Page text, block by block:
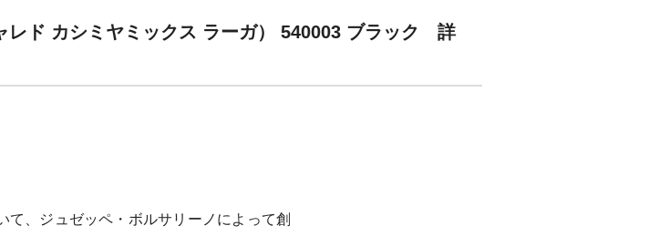
ド カシミヤミックス ラーガ） 540003 ブラック 詳
、ジュゼッペ・ボルサリーノによって創